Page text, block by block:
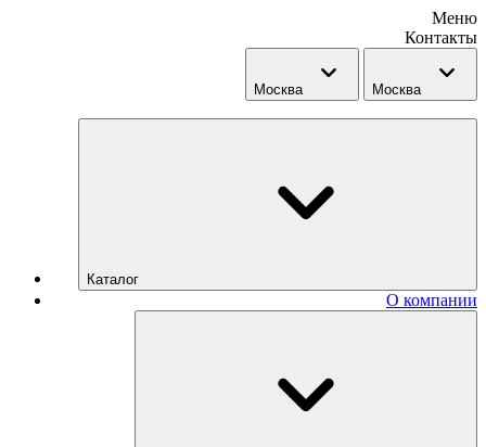
Меню
Контакты
Москва Москва
Каталог
О компании